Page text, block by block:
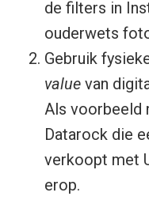
de filters in
ouderwets
Gebruik
value van
Als voorbeeld
Datarock die
verkoopt met
erop.